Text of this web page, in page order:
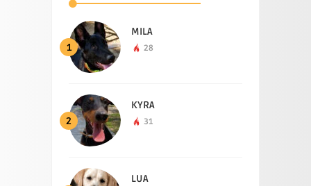
1
MILA
28
2
KYRA
31
LUA